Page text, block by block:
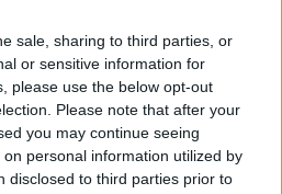
sale, sharing to third parties, or
or sensitive information for
please use the below opt-out
Please note that after your
you may continue seeing
personal information utilized by
disclosed to third parties prior to